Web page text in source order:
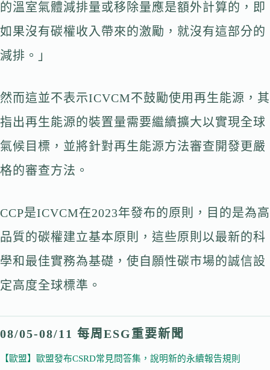
的溫室氣體減排量或移除量應是額外計算的，即
如果沒有碳權收入帶來的激勵，就沒有這部分的
減排。」
然而這並不表示ICVCM不鼓勵使用再生能源，其
指出再生能源的裝置量需要繼續擴大以實現全球
氣候目標，並將針對再生能源方法審查開發更嚴
格的審查方法。
CCP是ICVCM在2023年發布的原則，目的是為高
品質的碳權建立基本原則，這些原則以最新的科
學和最佳實務為基礎，使自願性碳市場的誠信設
定高度全球標準。
08/05-08/11 每周ESG重要新聞
【歐盟】歐盟發布CSRD常見問答集，說明新的永續報告規則